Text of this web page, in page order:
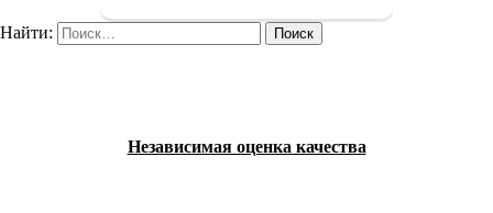
Найти:
Независимая оценка качества